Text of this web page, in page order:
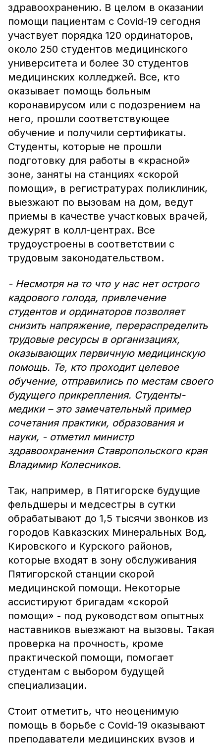
здравоохранению. В целом в оказании
помощи пациентам с Covid-19 сегодня
участвует порядка 120 ординаторов,
около 250 студентов медицинского
университета и более 30 студентов
медицинских колледжей. Все, кто
оказывает помощь больным
коронавирусом или с подозрением на
него, прошли соответствующее
обучение и получили сертификаты.
Студенты, которые не прошли
подготовку для работы в «красной»
зоне, заняты на станциях «скорой
помощи», в регистратурах поликлиник,
выезжают по вызовам на дом, ведут
приемы в качестве участковых врачей,
дежурят в колл-центрах. Все
трудоустроены в соответствии с
трудовым законодательством.
- Несмотря на то что у нас нет острого
кадрового голода, привлечение
студентов и ординаторов позволяет
снизить напряжение, перераспределить
трудовые ресурсы в организациях,
оказывающих первичную медицинскую
помощь. Те, кто проходит целевое
обучение, отправились по местам своего
будущего прикрепления. Студенты-
медики – это замечательный пример
сочетания практики, образования и
науки, - отметил министр
здравоохранения Ставропольского края
Владимир Колесников.
Так, например, в Пятигорске будущие
фельдшеры и медсестры в сутки
обрабатывают до 1,5 тысячи звонков из
городов Кавказских Минеральных Вод,
Кировского и Курского районов,
которые входят в зону обслуживания
Пятигорской станции скорой
медицинской помощи. Некоторые
ассистируют бригадам «скорой
помощи» - под руководством опытных
наставников выезжают на вызовы. Такая
проверка на прочность, кроме
практической помощи, помогает
студентам с выбором будущей
специализации.
Стоит отметить, что неоценимую
помощь в борьбе с Covid-19 оказывают
преподаватели медицинских вузов и